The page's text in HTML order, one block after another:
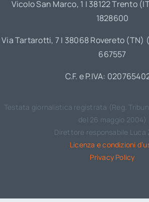
Vicolo San Marco, 1 | 38122 Trento
1828600
Via Tartarotti, 7 | 38068 Rovereto (TN)
667557
C.F. e P.IVA:
Testata giornalistica registrata (Reg.
del 26 maggio 2004)
Direttore responsabile Luca
Licenza e condizioni
Privacy Policy